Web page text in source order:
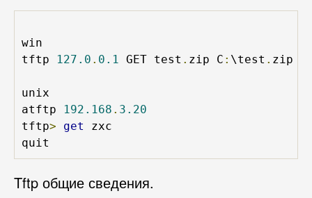
win
tftp
127.0 . 0.1 GET test . zip C : \test . zip
unix
atftp
192.168 . 3.20
tftp> get
zxc
quit
Tftp общие сведения.